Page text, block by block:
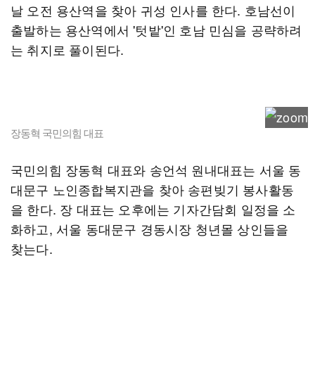
날 오전 용산역을 찾아 귀성 인사를 한다. 호남선이
출발하는 용산역에서 '텃밭'인 호남 민심을 공략하려
는 취지로 풀이된다.
장동혁 국민의힘 대표
국민의힘 장동혁 대표와 송언석 원내대표는 서울 동
대문구 노인종합복지관을 찾아 송편빚기 봉사활동
을 한다. 장 대표는 오후에는 기자간담회 일정을 소
화하고, 서울 동대문구 경동시장 청년몰 상인들을
찾는다.